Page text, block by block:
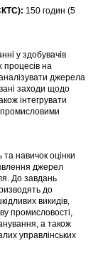
150 годин (5
у здобувачів
процесів на
джерела
заходи щодо
інтегрувати
промисловими
та навичок оцінки
джерел
До завдань
до
викидів,
промисловості,
а також
управлінських